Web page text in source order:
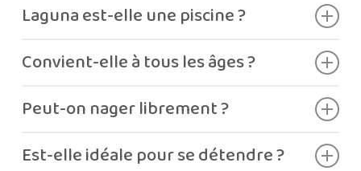
Laguna est-elle une piscine ?
Convient-elle à tous les âges ?
Peut-on nager librement ?
Est-elle idéale pour se détendre ?